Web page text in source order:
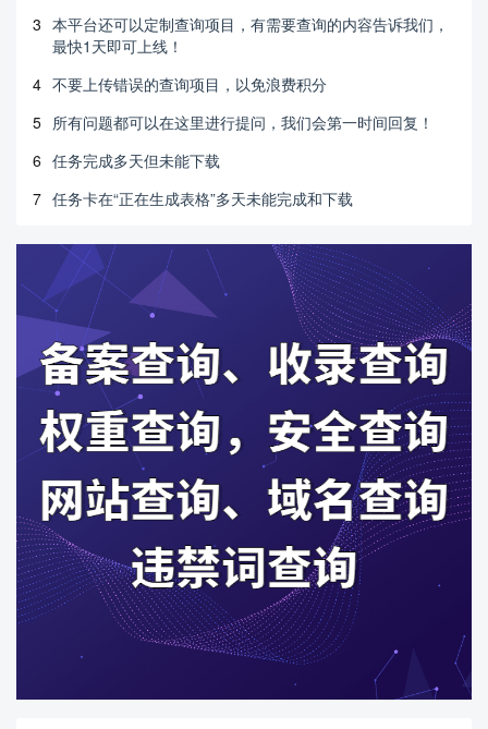
3 本平台还可以定制查询项目，有需要查询的内容告诉我们，
最快1天即可上线！
4 不要上传错误的查询项目，以免浪费积分
5 所有问题都可以在这里进行提问，我们会第一时间回复！
6 任务完成多天但未能下载
7 任务卡在“正在生成表格”多天未能完成和下载